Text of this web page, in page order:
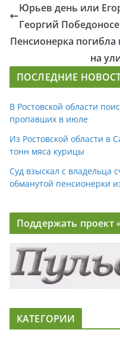
Юрьев день или
Георгий
Пенсионерка
на
ПОСЛЕДНИЕ
В Ростовской области
пропавших в июле
Из Ростовской области в
тонн мяса курицы
Суд взыскал с владельца
обманутой пенсионерки
Поддержать проект
КАТЕГОРИИ